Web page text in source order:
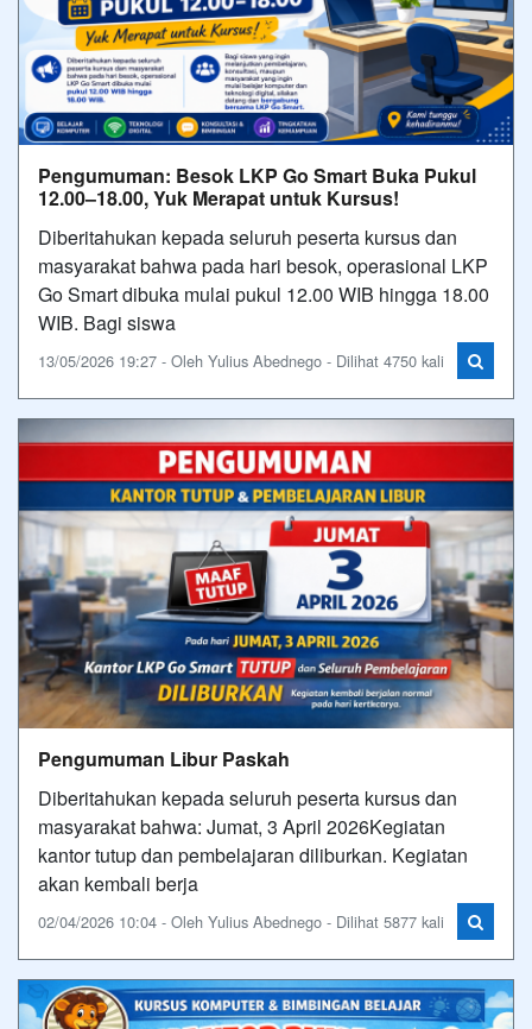
Pengumuman: Besok LKP Go Smart Buka Pukul
12.00–18.00, Yuk Merapat untuk Kursus!
Diberitahukan kepada seluruh peserta kursus dan
masyarakat bahwa pada hari besok, operasional LKP
Go Smart dibuka mulai pukul 12.00 WIB hingga 18.00
WIB. Bagi siswa
13/05/2026 19:27 - Oleh Yulius Abednego - Dilihat 4750 kali
Pengumuman Libur Paskah
Diberitahukan kepada seluruh peserta kursus dan
masyarakat bahwa: Jumat, 3 April 2026Kegiatan
kantor tutup dan pembelajaran diliburkan. Kegiatan
akan kembali berja
02/04/2026 10:04 - Oleh Yulius Abednego - Dilihat 5877 kali